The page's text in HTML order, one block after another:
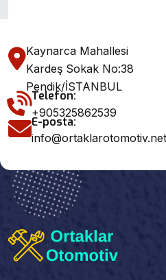
Kaynarca Mahallesi
Kardeş Sokak No:38
Pendik/İSTANBUL
Telefon:
+905325862539
E-posta:
info@ortaklarotomotiv.net